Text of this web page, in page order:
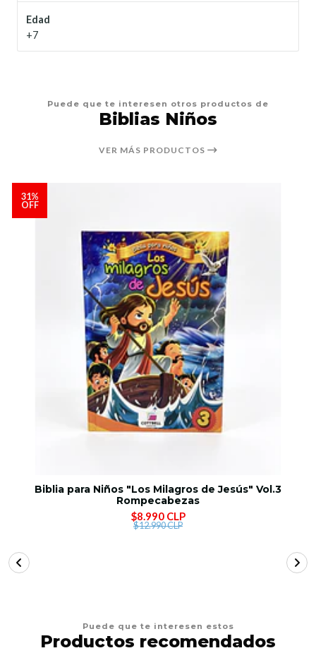
Edad
+7
Puede que te interesen otros productos de
Biblias Niños
VER MÁS PRODUCTOS
31%
OFF
Biblia para Niños "Los Milagros de Jesús" Vol.3
Rompecabezas
$8.990 CLP
$12.990 CLP
Puede que te interesen estos
Productos recomendados